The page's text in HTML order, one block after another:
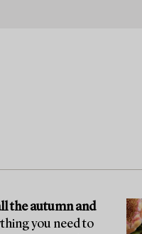
the autumn and
you need to